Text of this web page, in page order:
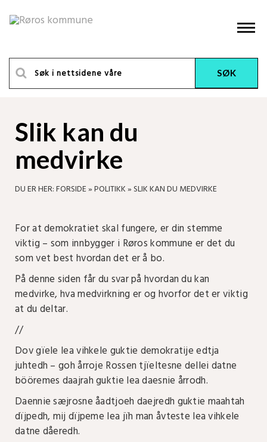
Slik kan du
medvirke
DU ER HER:FORSIDE»POLITIKK» SLIK KAN DU MEDVIRKE
For at demokratiet skal fungere, er din stemme
viktig – som innbygger i Røros kommune er det du
som vet best hvordan det er å bo.
På denne siden får du svar på hvordan du kan
medvirke, hva medvirkning er og hvorfor det er viktig
at du deltar.
//
Dov gïele lea vihkele guktie demokratije edtja
juhtedh – goh årroje Rossen tjïeltesne dellei datne
bööremes daajrah guktie lea daesnie årrodh.
Daennie sæjrosne åadtjoeh daejredh guktie maahtah
dïjpedh, mij dïjpeme lea jïh man åvteste lea vihkele
datne dåeredh.